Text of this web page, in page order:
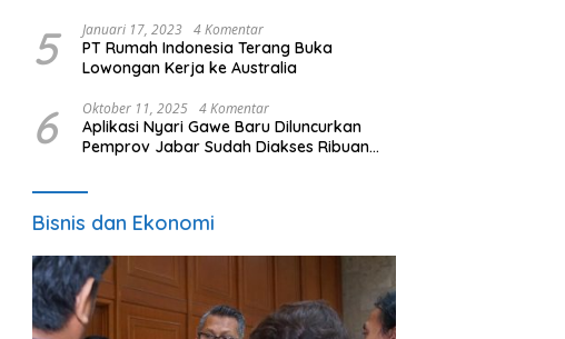
5 Januari 17, 2023 4 Komentar
PT Rumah Indonesia Terang Buka
Lowongan Kerja ke Australia
6 Oktober 11, 2025 4 Komentar
Aplikasi Nyari Gawe Baru Diluncurkan
Pemprov Jabar Sudah Diakses Ribuan
Bisnis dan Ekonomi